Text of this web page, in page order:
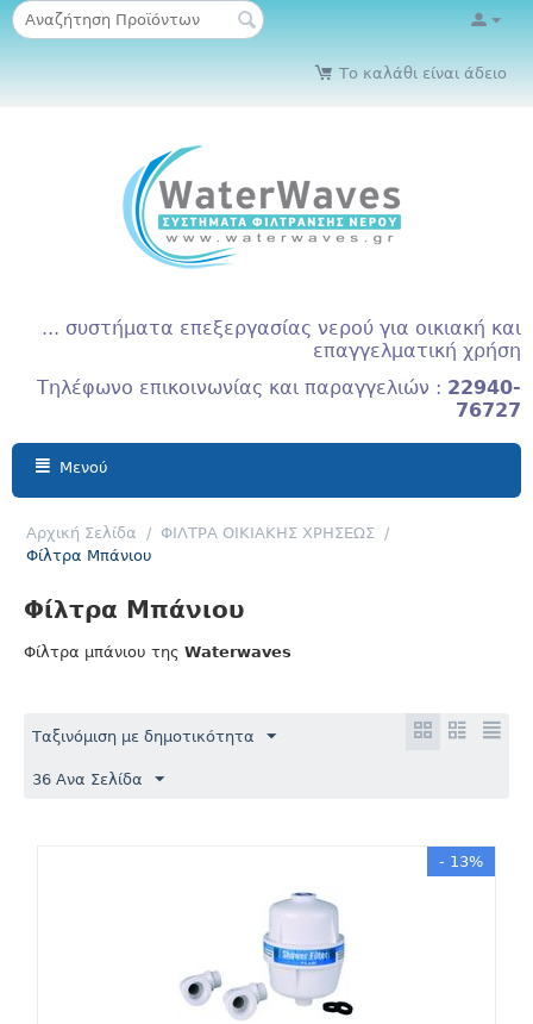
Το καλάθι είναι άδειο
... συστήματα επεξεργασίας νερού για οικιακή και
επαγγελματική χρήση
Τηλέφωνο επικοινωνίας και παραγγελιών : 22940-
76727
Μενού
Αρχική Σελίδα / ΦΙΛΤΡΑ ΟΙΚΙΑΚΗΣ ΧΡΗΣΕΩΣ /
Φίλτρα Μπάνιου
Φίλτρα Μπάνιου
Φίλτρα μπάνιου της Waterwaves
Ταξινόμιση με δημοτικότητα
36 Ανα Σελίδα
- 13%